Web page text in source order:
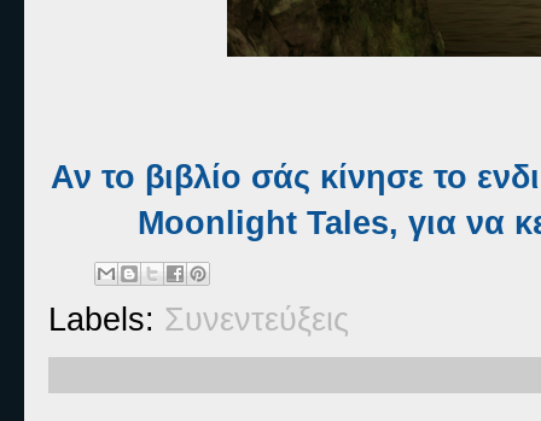
Αν το βιβλίο σάς κίνησε το
Moonlight Tales, για να
Labels: Συνεντεύξεις